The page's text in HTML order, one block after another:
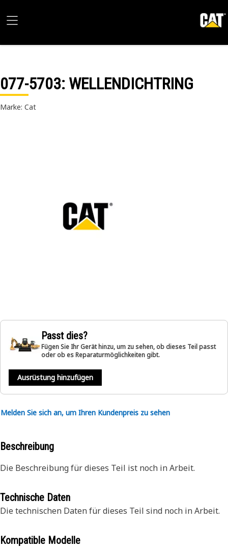
077-5703: WELLENDICHTRING
Marke: Cat
Passt dies?
Fügen Sie Ihr Gerät hinzu, um zu sehen, ob dieses Teil passt
oder ob es Reparaturmöglichkeiten gibt.
Ausrüstung hinzufügen
Melden Sie sich an, um Ihren Kundenpreis zu sehen
Beschreibung
Die Beschreibung für dieses Teil ist noch in Arbeit.
Technische Daten
Die technischen Daten für dieses Teil sind noch in Arbeit.
Kompatible Modelle